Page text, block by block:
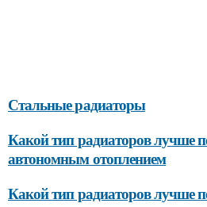
Стальные радиаторы
Какой тип радиаторов лучше
автономным отоплением
Какой тип радиаторов лучше